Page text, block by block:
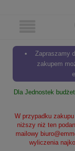
Zapraszamy
zakupem
Dla Jednostek
W przypadku
niższy niż ten
mailowy
wyliczenia